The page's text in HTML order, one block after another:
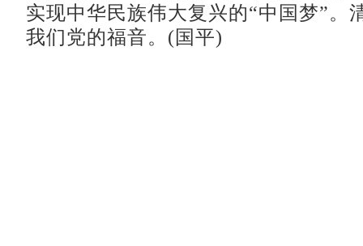
实现中华民族伟大复兴的“中国梦”。
我们党的福音。(国平)